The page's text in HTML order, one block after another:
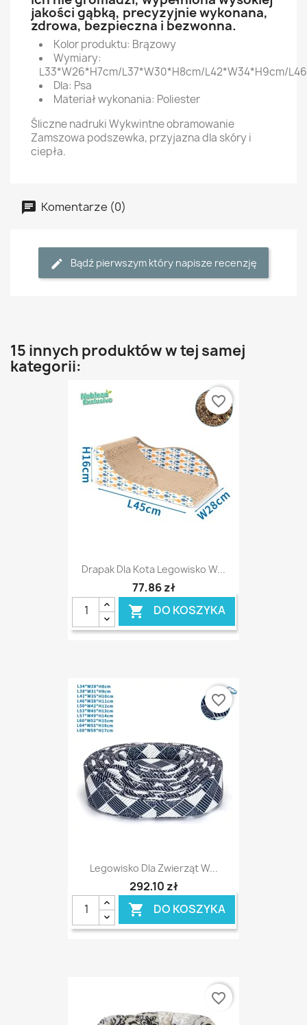
jakości gąbką, precyzyjnie wykonana,
zdrowa, bezpieczna i bezwonna.
Kolor produktu: Brązowy
Wymiary:
L33*W26*H7cm/L37*W30*H8cm/L42*W34*H9cm/
Dla: Psa
Materiał wykonania: Poliester
Śliczne nadruki Wykwintne obramowanie
Zamszowa podszewka, przyjazna dla skóry i
ciepła.
Komentarze (0)
Bądź pierwszym który napisze recenzję
15 innych produktów w tej samej
kategorii:
Drapak Dla Kota Legowisko W...
77,86 zł
 DO KOSZYKA
favorite_border
Legowisko Dla Zwierząt W...
292,10 zł
 DO KOSZYKA
favorite_border
favorite_border